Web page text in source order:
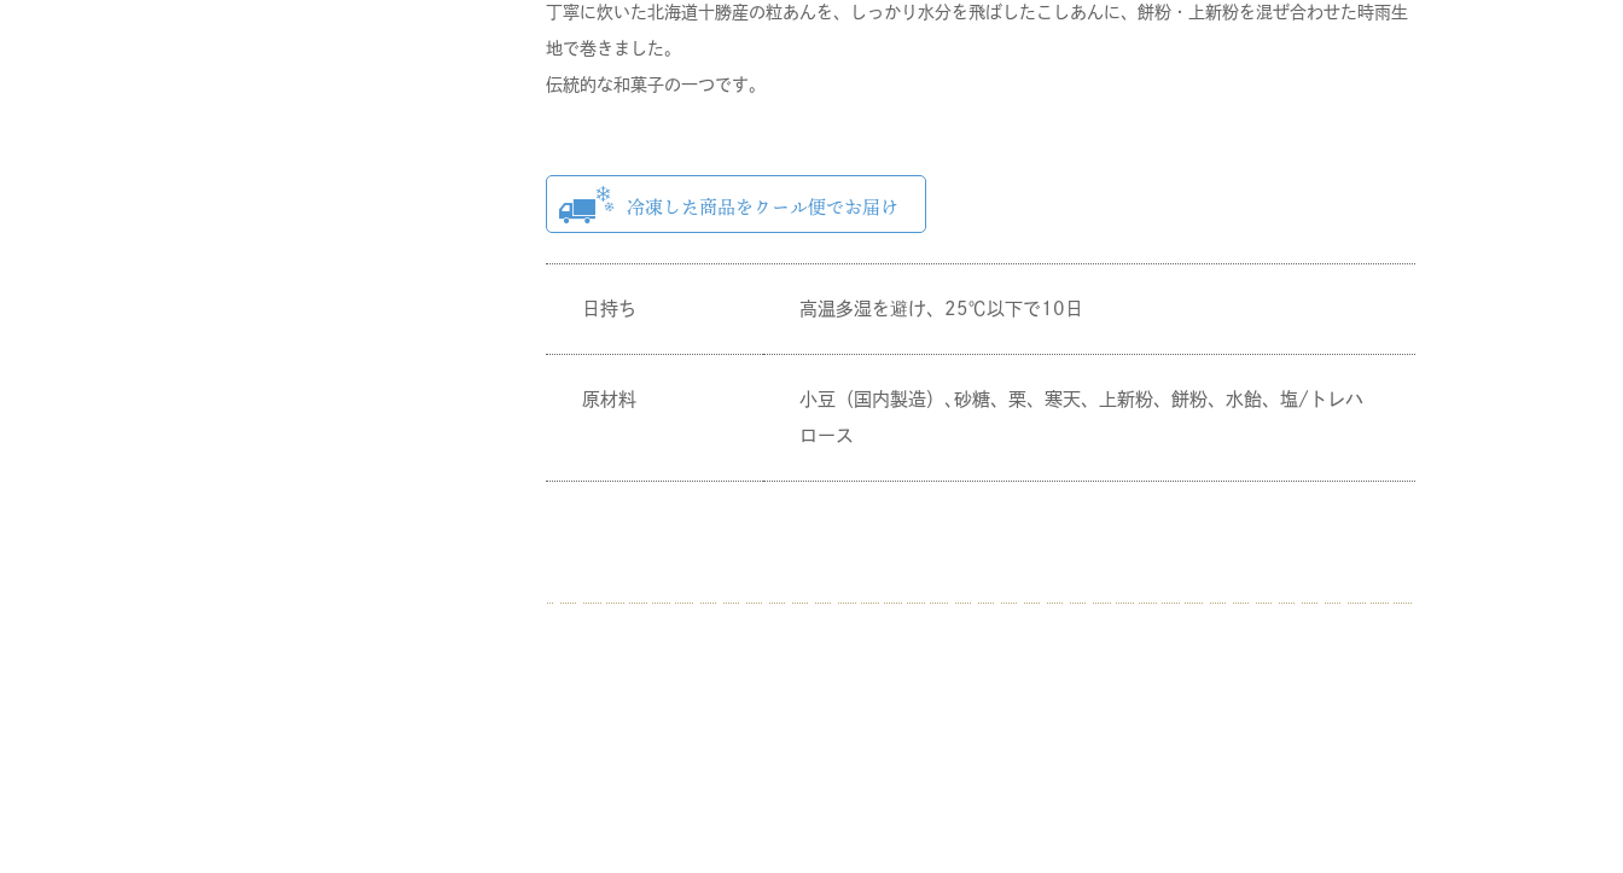
丁寧に炊いた北海道十勝産の粒あんを、しっかり水分を飛ばしたこしあんに、餅粉・上新粉を混ぜ合わせた時雨生
地で巻きました。
伝統的な和菓子の一つです。
日持ち 高温多湿を避け、25℃以下で10日
原材料
小豆（国内製造）､砂糖、栗、寒天、上新粉、餅粉、水飴、塩/トレハ
ロース